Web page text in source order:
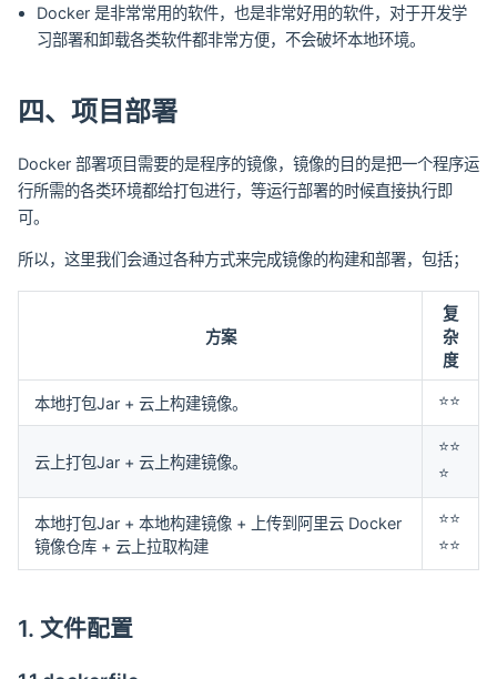
Docker 是非常常用的软件，也是非常好用的软件，对于开发学
习部署和卸载各类软件都非常方便，不会破坏本地环境。
四、项目部署
Docker 部署项目需要的是程序的镜像，镜像的目的是把一个程序运
行所需的各类环境都给打包进行，等运行部署的时候直接执行即
可。
所以，这里我们会通过各种方式来完成镜像的构建和部署，包括；
方案
复
杂
度
本地打包Jar + 云上构建镜像。 ⭐️⭐️
云上打包Jar + 云上构建镜像。
⭐️⭐️
⭐️
本地打包Jar + 本地构建镜像 + 上传到阿里云 Docker
镜像仓库 + 云上拉取构建
⭐️⭐️
⭐️⭐️
1. 文件配置